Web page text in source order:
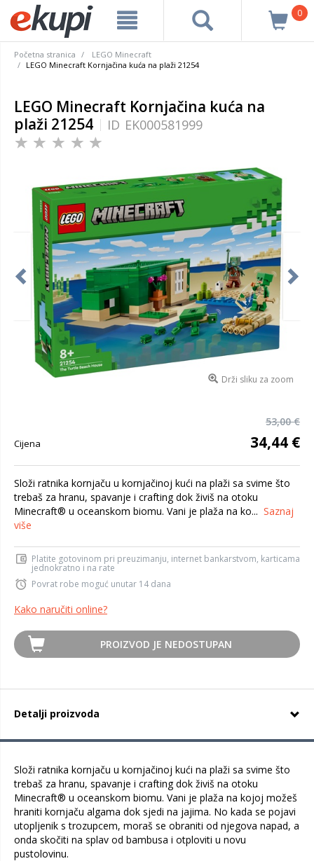
0
Početna stranica
LEGO Minecraft
LEGO Minecraft Kornjačina kuća na plaži 21254
LEGO Minecraft Kornjačina kuća na
plaži 21254
ID EK000581999
Drži sliku za zoom
53,00 €
Cijena 34,44 €
Složi ratnika kornjaču u kornjačinoj kući na plaži sa svime što
trebaš za hranu, spavanje i crafting dok živiš na otoku
Minecraft® u oceanskom biomu. Vani je plaža na ko... Saznaj
više
Platite gotovinom pri preuzimanju, internet bankarstvom, karticama
jednokratno i na rate
Povrat robe moguć unutar 14 dana
Kako naručiti online?
PROIZVOD JE NEDOSTUPAN
Detalji proizvoda
Složi ratnika kornjaču u kornjačinoj kući na plaži sa svime što
trebaš za hranu, spavanje i crafting dok živiš na otoku
Minecraft® u oceanskom biomu. Vani je plaža na kojoj možeš
hraniti kornjaču algama dok sjedi na jajima. No kada se pojavi
utopljenik s trozupcem, moraš se obraniti od njegova napad, a
onda skočiti na splav od bambusa i otploviti u novu
pustolovinu.